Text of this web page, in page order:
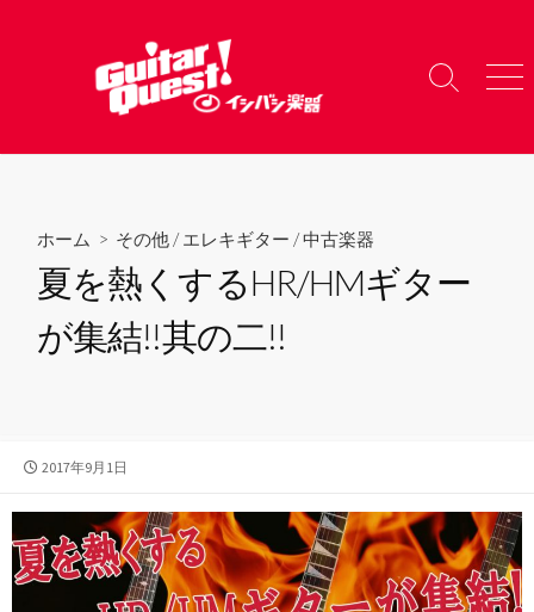
へ
検
り
メ
ー
ホーム > その他 /エレキギター /中古楽器
夏を熱くするHR/HMギター
が集結!!其の二!!
公
日
2017年9月1日